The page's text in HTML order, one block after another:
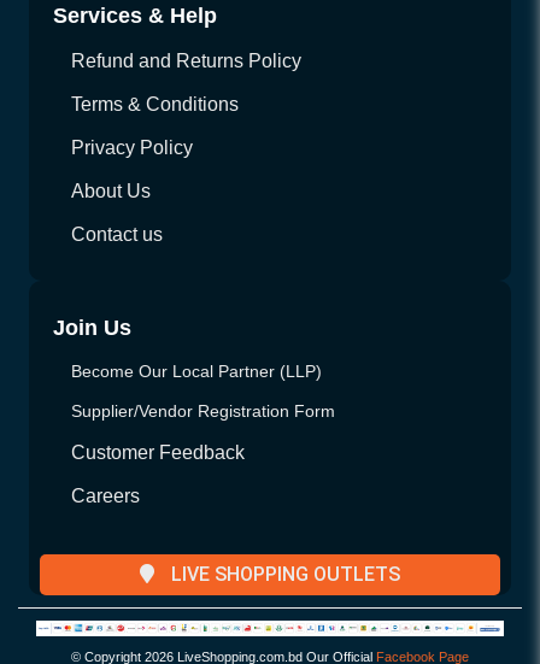
Services & Help
Refund and Returns Policy
Terms & Conditions
Privacy Policy
About Us
Contact us
Join Us
Become Our Local Partner (LLP)
Supplier/Vendor Registration Form
Customer Feedback
Careers
LIVE SHOPPING OUTLETS
© Copyright 2026 LiveShopping.com.bd Our Official Facebook Page